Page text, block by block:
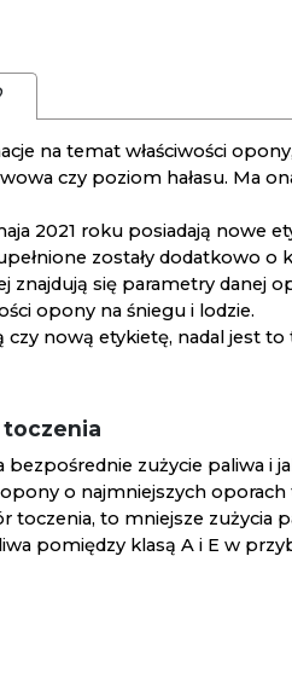
na temat właściwości
czy poziom hałasu. Ma
2021 roku posiadają nowe
zostały dodatkowo o
się parametry danej
opony na śniegu i lodzie.
nową etykietę, nadal jest to
bezpośrednie zużycie paliwa i
o najmniejszych oporach
toczenia, to mniejsze zużycia
pomiędzy klasą A i E w